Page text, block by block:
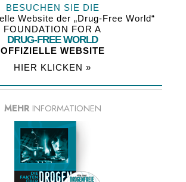
BESUCHEN SIE DIE
FOUNDATION FOR A
DRUG-FREE WORLD
OFFIZIELLE WEBSITE
HIER KLICKEN »
MEHR INFORMATIONEN